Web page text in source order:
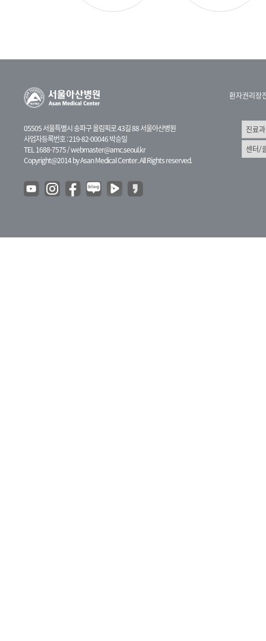
05505 서울특별시 송파구 올림픽로 43길 88 서울아산병원
사업자등록번호 : 219-82-00046 박승일
TEL 1688-7575 /webmaster@amc.seoul.kr
Copyright@2014 by Asan Medical Center. All Rights reserved.
환자권리장